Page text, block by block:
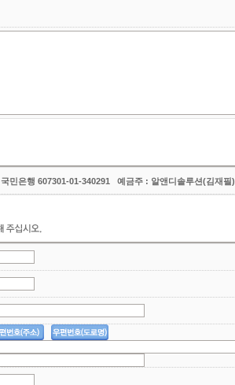
국민은행 607301-01-340291 예금주 : 알앤디솔루션(김재필)